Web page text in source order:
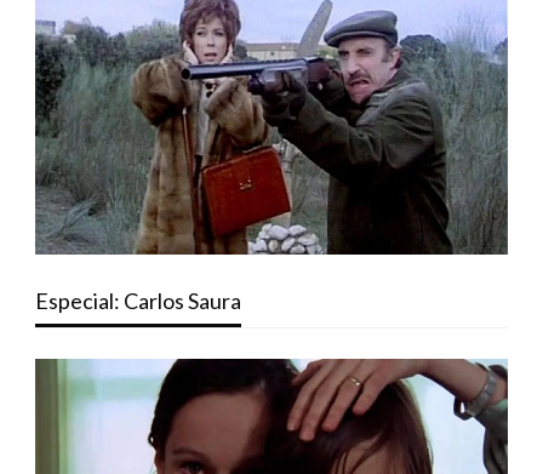
Especial: Carlos Saura